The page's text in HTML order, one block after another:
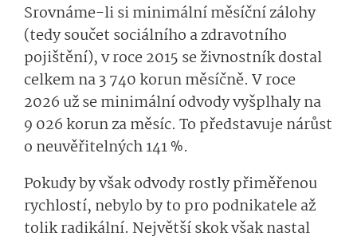
Srovnáme-li si minimální měsíční zálohy
(tedy součet sociálního a zdravotního
pojištění), v roce 2015 se živnostník dostal
celkem na 3 740 korun měsíčně. V roce
2026 už se minimální odvody vyšplhaly na
9 026 korun za měsíc. To představuje nárůst
o neuvěřitelných 141 %.
Pokudy by však odvody rostly přiměřenou
rychlostí, nebylo by to pro podnikatele až
tolik radikální. Největší skok však nastal